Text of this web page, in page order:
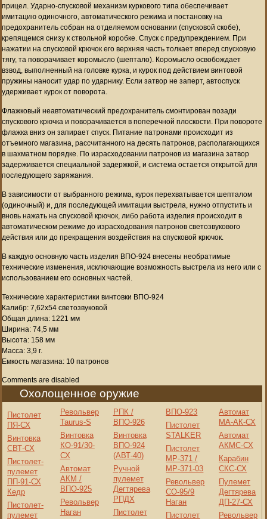
прицел. Ударно-спусковой механизм куркового типа обеспечивает
имитацию одиночного, автоматического режима и постановку на
предохранитель собран на отделяемом основании (спусковой скобе),
крепящемся снизу к ствольной коробке. Спуск с предупреждением. При
нажатии на спусковой крючок его верхняя часть толкает вперед спусковую
тягу, та поворачивает коромысло (шептало). Коромысло освобождает
взвод, выполненный на головке курка, и курок под действием винтовой
пружины наносит удар по ударнику. Если затвор не заперт, автоспуск
удерживает курок от поворота.
Флажковый неавтоматический предохранитель смонтирован позади
спускового крючка и поворачивается в поперечной плоскости. При повороте
флажка вниз он запирает спуск. Питание патронами происходит из
отъемного магазина, рассчитанного на десять патронов, располагающихся
в шахматном порядке. По израсходовании патронов из магазина затвор
задерживается специальной задержкой, и система остается открытой для
последующего заряжания.
В зависимости от выбранного режима, курок перехватывается шепталом
(одиночный) и, для последующей имитации выстрела, нужно отпустить и
вновь нажать на спусковой крючок, либо работа изделия происходит в
автоматическом режиме до израсходования патронов светозвукового
действия или до прекращения воздействия на спусковой крючок.
В каждую основную часть изделия ВПО-924 внесены необратимые
технические изменения, исключающие возможность выстрела из него или с
использованием его основных частей.
Технические характеристики винтовки ВПО-924
Калибр: 7,62х54 светозвуковой
Общая длина: 1221 мм
Ширина: 74,5 мм
Высота: 158 мм
Масса: 3,9 г.
Емкость магазина: 10 патронов
Comments are disabled
Охолощенное оружие
Пистолет
ПЯ-СХ
Винтовка
СВТ-СХ
Пистолет-
пулемет
ПП-91-СХ
Кедр
Пистолет-
пулемет
Револьвер
Taurus-S
Винтовка
КО-91/30-
СХ
Автомат
АКМ /
ВПО-925
Револьвер
Наган
РПК /
ВПО-926
Винтовка
ВПО-924
(АВТ-40)
Ручной
пулемет
Дегтярева
РПДХ
Пистолет
ВПО-923
Пистолет
STALKER
Пистолет
МР-371 /
МР-371-03
Револьвер
СО-95/9
Наган
Пистолет
Автомат
МА-АК-СХ
Автомат
АКМС-СХ
Карабин
СКС-СХ
Пулемет
Дегтярева
ДП-27-СХ
Револьвер